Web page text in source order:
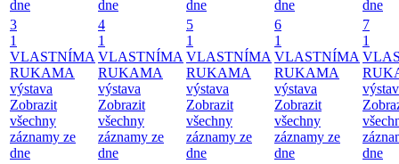
dne
dne
dne
dne
dne
3
1
VLASTNÍMA
RUKAMA
výstava
Zobrazit
všechny
záznamy ze
dne
4
1
VLASTNÍMA
RUKAMA
výstava
Zobrazit
všechny
záznamy ze
dne
5
1
VLASTNÍMA
RUKAMA
výstava
Zobrazit
všechny
záznamy ze
dne
6
1
VLASTNÍMA
RUKAMA
výstava
Zobrazit
všechny
záznamy ze
dne
7
1
dne